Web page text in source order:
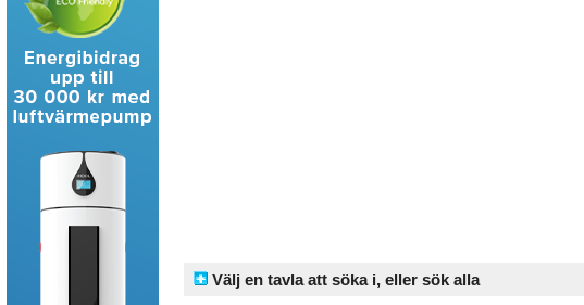
Välj en tavla att söka i, eller sök alla